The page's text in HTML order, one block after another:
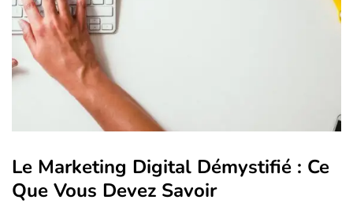
Le Marketing Digital Démystifié : Ce
Que Vous Devez Savoir